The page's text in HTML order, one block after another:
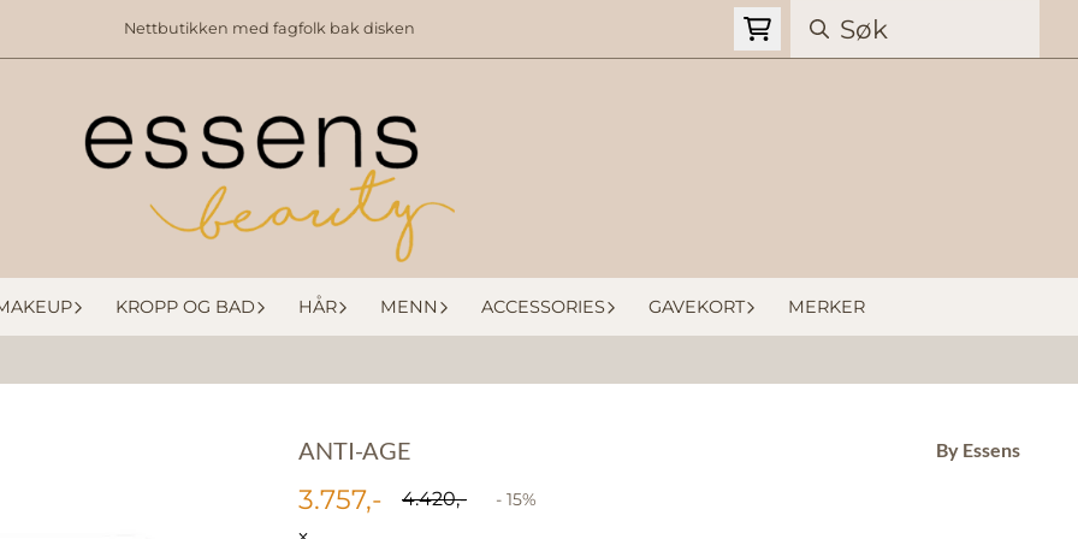
Nettbutikken med fagfolk bak disken
KROPP OG BAD HÅR MENN ACCESSORIES GAVEKORT MERKER
ANTI-AGE By Essens
3.757,- 4.420,- - 15%